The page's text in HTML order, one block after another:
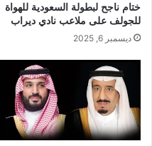
ختام ناجح لبطولة السعودية للهواة
للجولف على ملاعب نادي ديراب
ديسمبر 6, 2025